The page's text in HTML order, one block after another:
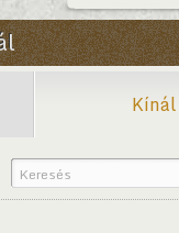
Kínál